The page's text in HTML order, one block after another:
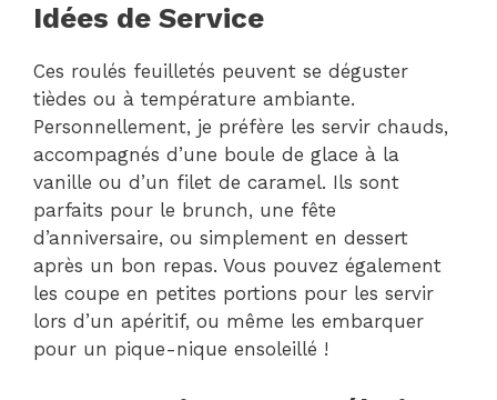
Idées de Service
Ces roulés feuilletés peuvent se déguster
tièdes ou à température ambiante.
Personnellement, je préfère les servir chauds,
accompagnés d’une boule de glace à la
vanille ou d’un filet de caramel. Ils sont
parfaits pour le brunch, une fête
d’anniversaire, ou simplement en dessert
après un bon repas. Vous pouvez également
les coupe en petites portions pour les servir
lors d’un apéritif, ou même les embarquer
pour un pique-nique ensoleillé !